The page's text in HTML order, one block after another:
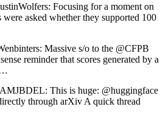
Focusing for a moment on
asked whether they supported 100
Massive s/o to the @CFPB
reminder that scores generated by a
This is huge: @huggingface
through arXiv A quick thread